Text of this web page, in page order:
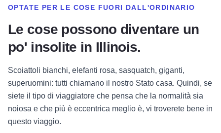
OPTATE PER LE COSE FUORI DALL'ORDINARIO
Le cose possono diventare un
po' insolite in Illinois.
Scoiattoli bianchi, elefanti rosa, sasquatch, giganti,
superuomini: tutti chiamano il nostro Stato casa. Quindi, se
siete il tipo di viaggiatore che pensa che la normalità sia
noiosa e che più è eccentrica meglio è, vi troverete bene in
questo viaggio.